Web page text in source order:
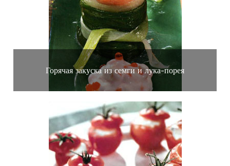
Горячая закуска из семги и лука-порея